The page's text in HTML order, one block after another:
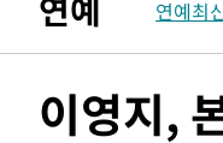
-22227초 전 >
AT마드
-20857초 전 >[속보]與
44.53%
-20031초 전 >[속보]與전
연예 연예최
이영지,